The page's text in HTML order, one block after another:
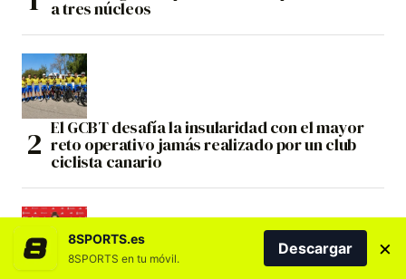
a tres núcleos
El GCBT desafía la insularidad con el mayor
reto operativo jamás realizado por un club
ciclista canario
8SPORTS.es
8SPORTS en tu móvil.
Descargar ×